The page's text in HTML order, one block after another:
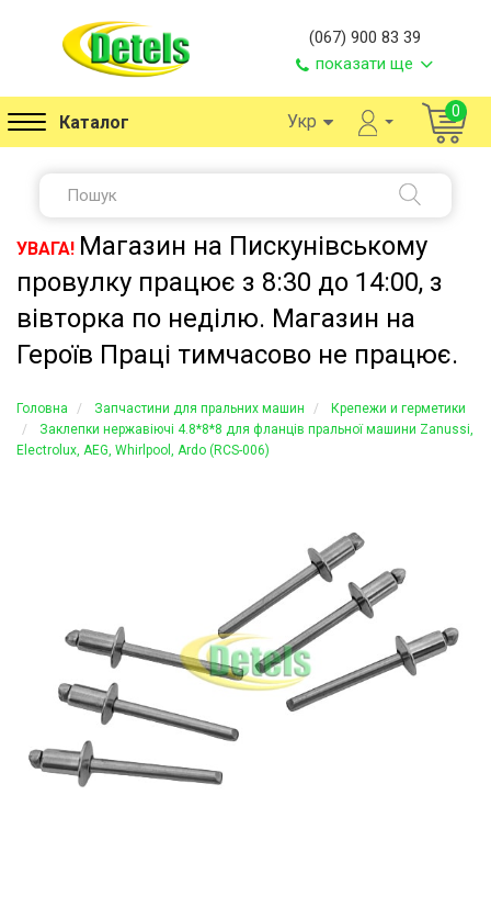
(067) 900 83 39
показати ще
Каталог Укр 0
УВАГА! Магазин на Пискунівському
провулку працює з 8:30 до 14:00, з
вівторка по неділю. Магазин на
Героїв Праці тимчасово не працює.
Головна Запчастини для пральних машин
Крепежи и герметики
Заклепки нержавіючі 4.8*8*8 для фланців пральної машини Zanussi,
Electrolux, AEG, Whirlpool, Ardo (RCS-006)